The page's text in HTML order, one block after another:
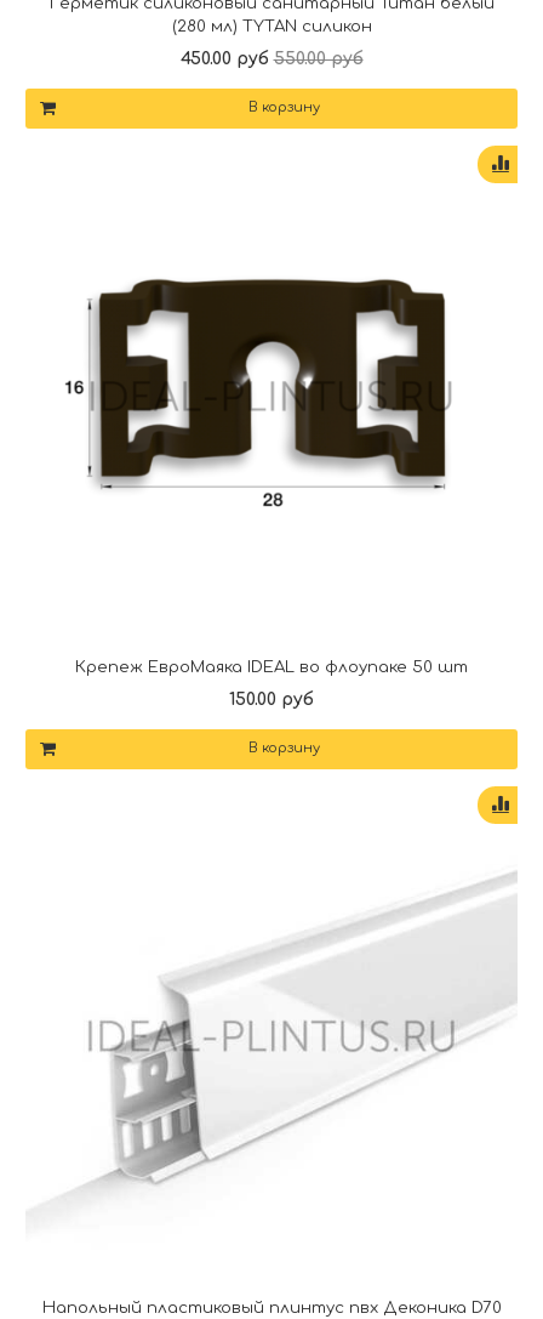
(280 мл) TYTAN силикон
450.00 руб 550.00 руб
В корзину
Крепеж ЕвроМаяка IDEAL во флоупаке 50 шт
150.00 руб
В корзину
Напольный пластиковый плинтус пвх Деконика D70